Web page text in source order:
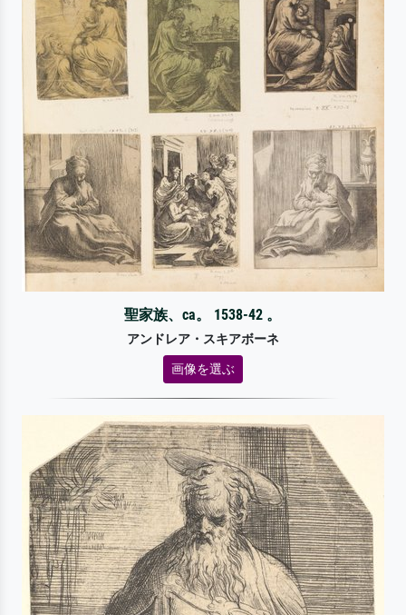
聖家族、ca。 1538-42 。
アンドレア・スキアボーネ
画像を選ぶ